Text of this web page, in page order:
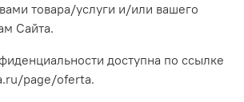
товара/услуги и/или вашего
Сайта.
доступна по ссылке
page/oferta.